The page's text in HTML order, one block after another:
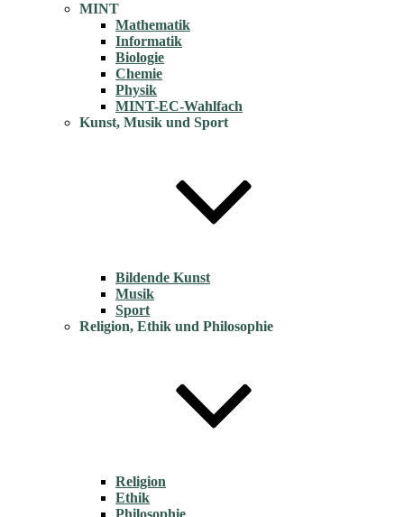
MINT
Mathematik
Informatik
Biologie
Chemie
Physik
MINT-EC-Wahlfach
Kunst, Musik und Sport
Bildende Kunst
Musik
Sport
Religion, Ethik und Philosophie
Religion
Ethik
Philosophie